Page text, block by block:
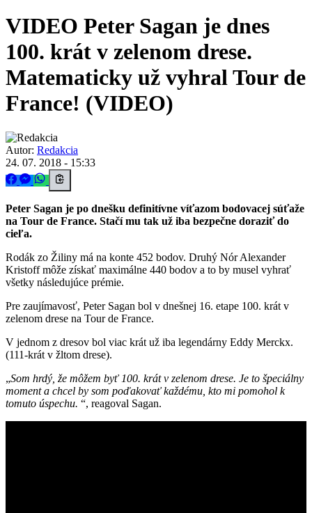
VIDEO Peter Sagan je dnes
100. krát v zelenom drese.
Matematicky už vyhral Tour de
France! (VIDEO)
Autor: Redakcia
24. 07. 2018 - 15:33
Peter Sagan je po dnešku definitívne víťazom bodovacej súťaže
na Tour de France. Stačí mu tak už iba bezpečne doraziť do
cieľa.
Rodák zo Žiliny má na konte 452 bodov. Druhý Nór Alexander
Kristoff môže získať maximálne 440 bodov a to by musel vyhrať
všetky následujúce prémie.
Pre zaujímavosť, Peter Sagan bol v dnešnej 16. etape 100. krát v
zelenom drese na Tour de France.
V jednom z dresov bol viac krát už iba legendárny Eddy Merckx.
(111-krát v žltom drese).
Som hrdý, že môžem byť 100. krát v zelenom drese. Je to špeciálny
moment a chcel by som poďakovať každému, kto mi pomohol k
tomuto úspechu.
, reagoval Sagan.